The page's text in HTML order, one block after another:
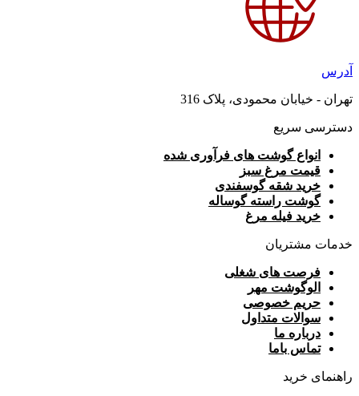
آدرس
تهران - خیابان محمودی، پلاک 316
دسترسی سریع
انواع گوشت های فرآوری شده
قیمت مرغ سبز
خرید شقه گوسفندی
گوشت راسته گوساله
خرید فیله مرغ
خدمات مشتریان
فرصت های شغلی
الوگوشت مهر
حریم خصوصی
سوالات متداول
درباره ما
تماس باما
راهنمای خرید